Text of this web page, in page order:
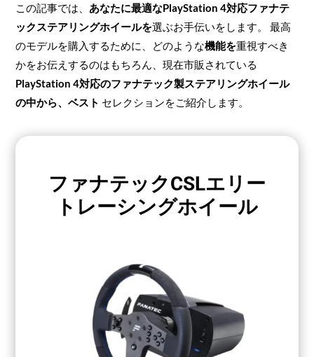
この記事では、 あなたに最適なPlayStation 4対応ファナテ
ックステアリングホイールを選ぶお手伝いをします。 最高
のモデルを購入するために、どのような機能を重視すべき
かをお伝えするのはもちろん、現在市販されている
PlayStation 4対応のファナテック製ステアリングホイール
の中から、ベスト セレクションをご紹介します。
ファナテックCSLエリー
トレーシングホイール